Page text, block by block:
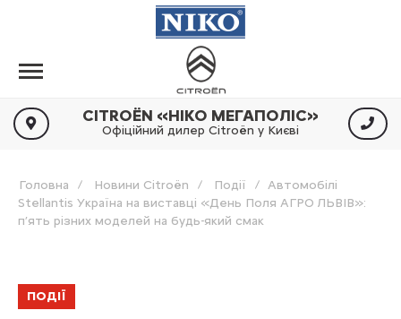
CITROËN «НІКО МЕГАПОЛІС»
Офіційний дилер Citroën у Києві
Головна Новини Citroën Події
Автомобілі
Stellantis Україна на виставці «День Поля АГРО ЛЬВІВ»:
п’ять різних моделей на будь-який смак
ПОДІЇ